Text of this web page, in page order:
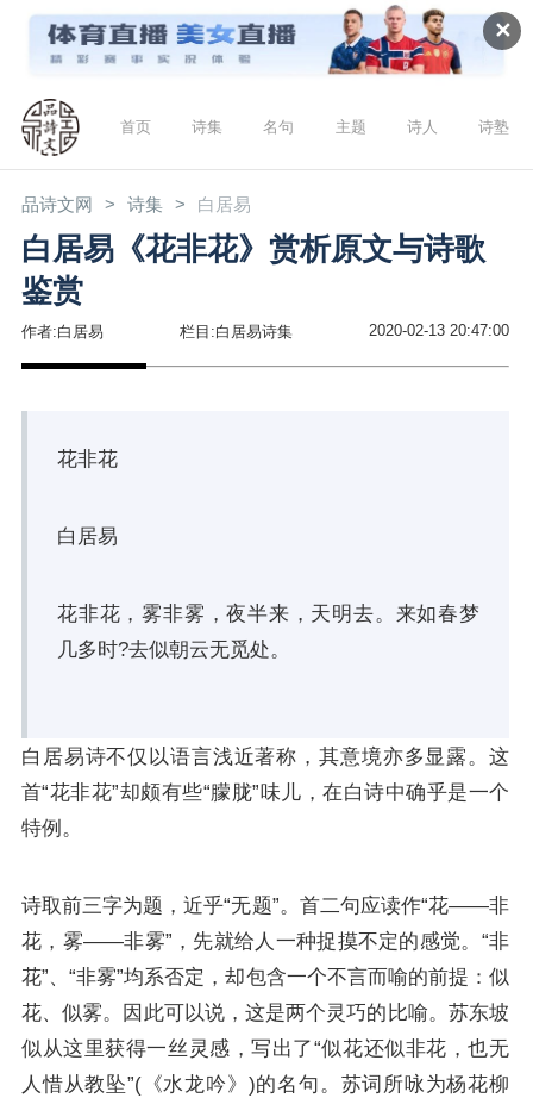
✕
首页 诗集 名句 主题 诗人 诗塾
品诗文网 诗集 白居易
白居易《花非花》赏析原文与诗歌
鉴赏
作者:白居易 栏目:白居易诗集 2020-02-13 20:47:00
花非花
白居易
花非花，雾非雾，夜半来，天明去。来如春梦
几多时?去似朝云无觅处。
白居易诗不仅以语言浅近著称，其意境亦多显露。这
首“花非花”却颇有些“朦胧”味儿，在白诗中确乎是一个
特例。
诗取前三字为题，近乎“无题”。首二句应读作“花——非
花，雾——非雾”，先就给人一种捉摸不定的感觉。“非
花”、“非雾”均系否定，却包含一个不言而喻的前提：似
花、似雾。因此可以说，这是两个灵巧的比喻。苏东坡
似从这里获得一丝灵感，写出了“似花还似非花，也无
人惜从教坠”(《水龙吟》)的名句。苏词所咏为杨花柳